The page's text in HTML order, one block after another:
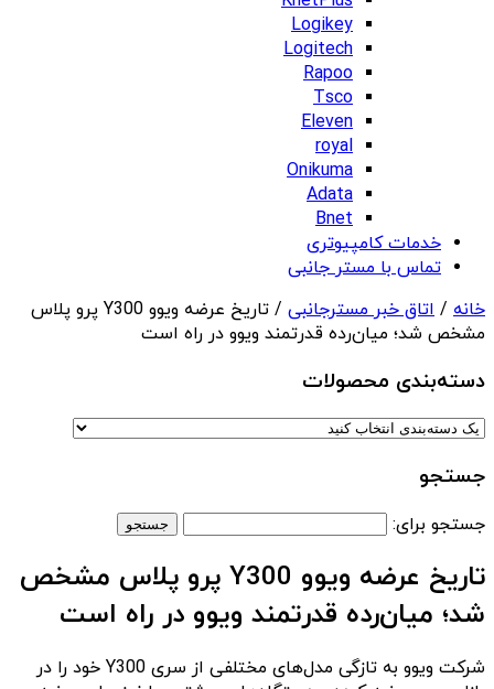
Logikey
Logitech
Rapoo
Tsco
Eleven
royal
Onikuma
Adata
Bnet
خدمات کامپیوتری
تماس با مستر جانبی
خانه / اتاق خبر مسترجانبی
/ تاریخ عرضه ویوو Y300 پرو پلاس
مشخص شد؛ میان‌رده قدرتمند ویوو در راه است
دسته‌بندی‌ محصولات
جستجو
جستجو برای:
تاریخ عرضه ویوو Y300 پرو پلاس مشخص
شد؛ میان‌رده قدرتمند ویوو در راه است
شرکت ویوو به تازگی مدل‌های مختلفی از سری Y300 خود را در